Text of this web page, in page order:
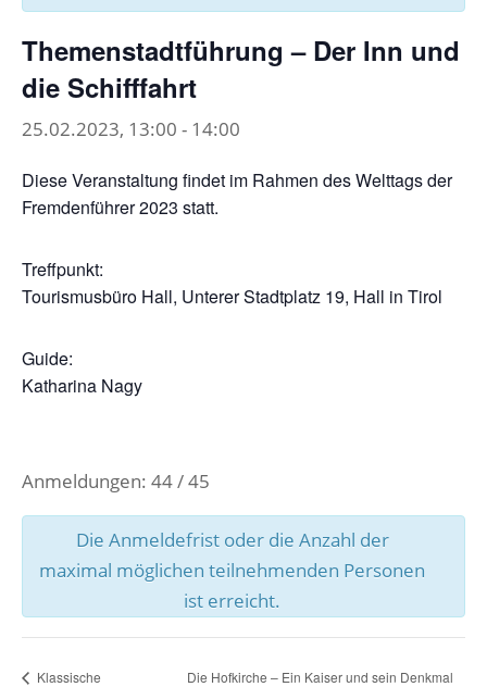
Themenstadtführung – Der Inn und
die Schifffahrt
25.02.2023, 13:00 - 14:00
Diese Veranstaltung findet im Rahmen des Welttags der
Fremdenführer 2023 statt.
Treffpunkt:
Tourismusbüro Hall, Unterer Stadtplatz 19, Hall in Tirol
Guide:
Katharina Nagy
Anmeldungen: 44 / 45
Die Anmeldefrist oder die Anzahl der
maximal möglichen teilnehmenden Personen
ist erreicht.
Klassische
Die Hofkirche – Ein Kaiser und sein Denkmal